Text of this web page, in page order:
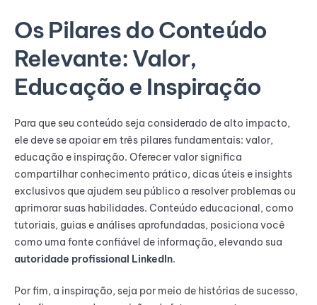
Os Pilares do Conteúdo
Relevante: Valor,
Educação e Inspiração
Para que seu conteúdo seja considerado de alto impacto,
ele deve se apoiar em três pilares fundamentais: valor,
educação e inspiração. Oferecer valor significa
compartilhar conhecimento prático, dicas úteis e insights
exclusivos que ajudem seu público a resolver problemas ou
aprimorar suas habilidades. Conteúdo educacional, como
tutoriais, guias e análises aprofundadas, posiciona você
como uma fonte confiável de informação, elevando sua
autoridade profissional LinkedIn.
Por fim, a inspiração, seja por meio de histórias de sucesso,